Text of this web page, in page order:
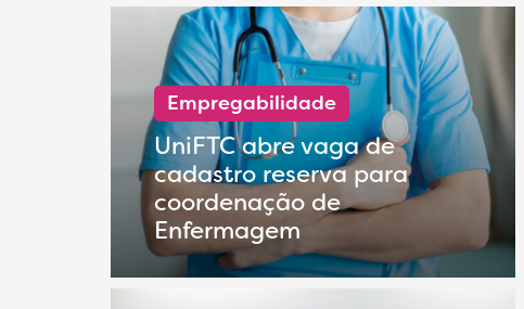
Empregabilidade
UniFTC abre vaga de
cadastro reserva para
coordenação de
Enfermagem